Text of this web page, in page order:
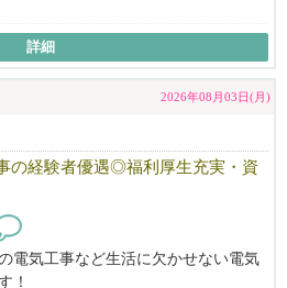
のある方、ぜひお気軽にお問合せく
詳細
2026年08月03日(月)
の経験者優遇◎福利厚生充実・資
電気工事など生活に欠かせない電気
！